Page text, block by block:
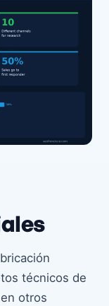
técnicos de
otros